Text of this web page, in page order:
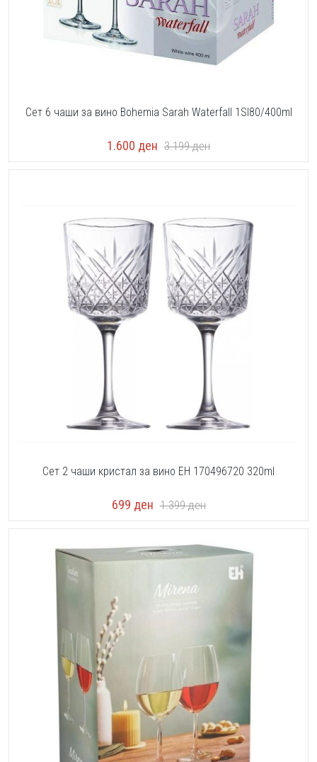
Сет 6 чаши за вино Bohemia Sarah Waterfall 1SI80/400ml
1.600 ден 3.199ден
Сет 2 чаши кристал за вино EH 170496720 320ml
699 ден 1.399ден